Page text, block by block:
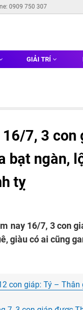
0909 750 307
GIẢI TRÍ
7, 3 con
bạt ngàn,
tỵ
nay 16/7, 3 con
giàu có ai cũng
con giáp: Tý – Thân